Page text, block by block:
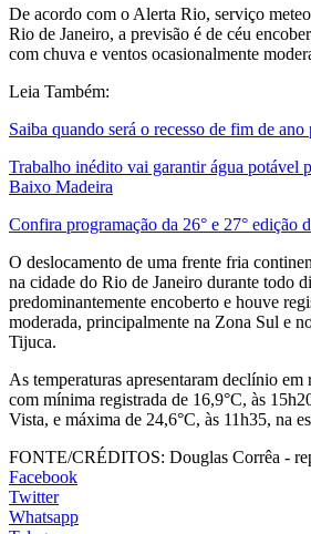
De acordo com o Alerta Rio, serviço
Rio de Janeiro, a previsão é de céu
com chuva e ventos ocasionalmente
Leia Também:
Saiba quando será o recesso de fim de
Trabalho inédito vai garantir água potável
Baixo Madeira
Confira programação da 26° e 27° edição
O deslocamento de uma frente fria
na cidade do Rio de Janeiro durante todo
predominantemente encoberto e houve
moderada, principalmente na Zona Sul e
Tijuca.
As temperaturas apresentaram declínio em
com mínima registrada de 16,9°C, às
Vista, e máxima de 24,6°C, às 11h35, na
FONTE/CRÉDITOS: Douglas Corrêa -
Facebook
Twitter
Whatsapp